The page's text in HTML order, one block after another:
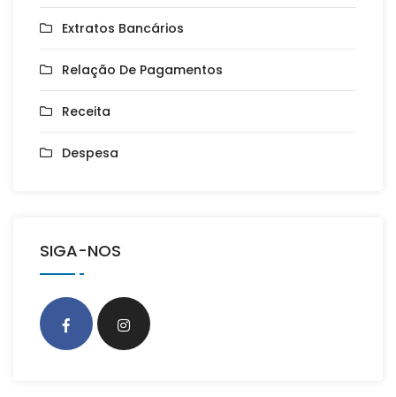
Extratos Bancários
Relação De Pagamentos
Receita
Despesa
SIGA-NOS